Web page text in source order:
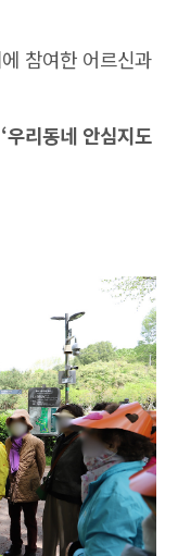
참여한 어르신과
‘우리동네 안심지도